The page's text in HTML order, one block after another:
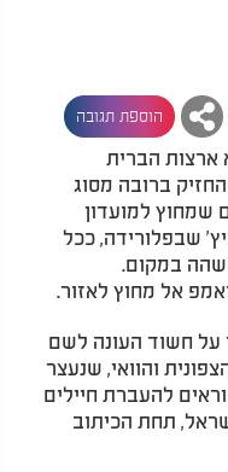
הוספת תגובה
ארצות הברית
ברובה מסוג
שמחוץ למועדון
שבפלורידה, ככל
במקום.
אל מחוץ לאזור.
על חשוד העונה לשם
58 מקרולינה הצפונית והוואי, שנעצר
להעברת חיילים
תחת הכיתוב